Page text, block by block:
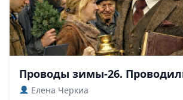
Проводы зимы-26.
Елена Черкиа